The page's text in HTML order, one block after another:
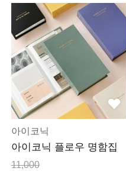
아이코닉
아이코닉 플로우 명함집
11,000